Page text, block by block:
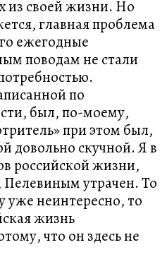
из своей жизни. Но
главная проблема
ежегодные
поводам не стали
по
был, по-моему,
при этом был,
довольно скучной. Я в
российской жизни,
утрачен. То
уже неинтересно, то
жизнь
что он здесь не